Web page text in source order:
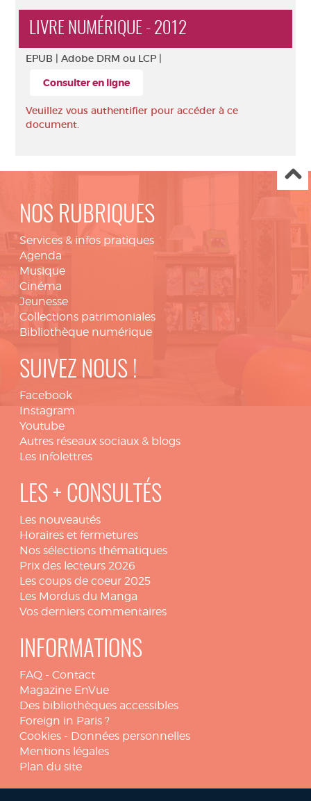
LIVRE NUMÉRIQUE - 2012
EPUB | Adobe DRM ou LCP |
Consulter en ligne
Veuillez vous authentifier pour accéder à ce
document.
NOS RUBRIQUES
Services & infos pratiques
Agenda
Musique
Cinéma
Jeunesse
Collections patrimoniales
Bibliothèque numérique
SUIVEZ NOUS !
Facebook
Instagram
Youtube
Autres réseaux sociaux & blogs
Les infolettres
LES + CONSULTÉS
Les nouveautés
Horaires et fermetures
Nos sélections thématiques
Prix des lecteurs 2026
Les coups de coeur 2025
Les Mordus du Manga
Vos derniers commentaires
INFORMATIONS
FAQ - Contact
Magazine EnVue
Des bibliothèques accessibles
Foreign in Paris ?
Cookies - Données personnelles
Mentions légales
Plan du site